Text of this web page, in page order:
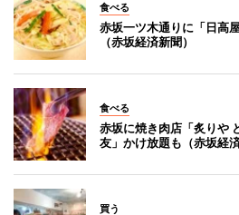
食べる
赤坂一ツ木通りに「日高
（赤坂経済新聞）
食べる
赤坂に焼き肉店「炙りや
友」かけ放題も（赤坂経済
買う